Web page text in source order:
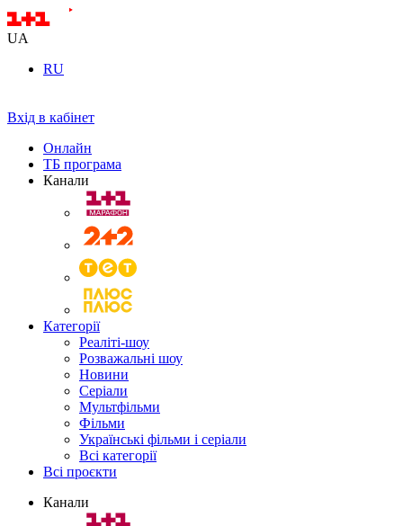
UA
RU
Вхід в кабінет
Онлайн
ТБ програма
Канали
Категорії
Реаліті-шоу
Розважальні шоу
Новини
Серіали
Мультфільми
Фільми
Українські фільми і серіали
Всі категорії
Всі проєкти
Канали